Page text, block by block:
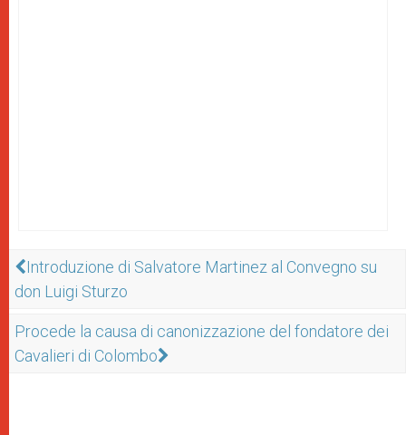
Introduzione di Salvatore Martinez al Convegno su
don Luigi Sturzo
Procede la causa di canonizzazione del fondatore dei
Cavalieri di Colombo